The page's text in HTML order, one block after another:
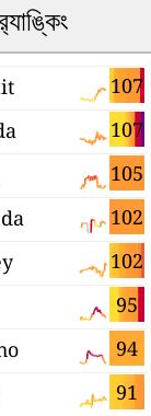
107
107
105
102
102
95
94
91